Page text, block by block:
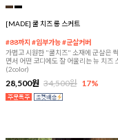
[MADE] 쿨 치즈 롱 스커트
#88까지 #임부가능 #군살커버
가볍고 시원한 "쿨치즈" 소재에 군살은
면서 어떤 코디에도 잘 어울리는 뉴 치즈
(2color)
28,500원 34,500원 17%